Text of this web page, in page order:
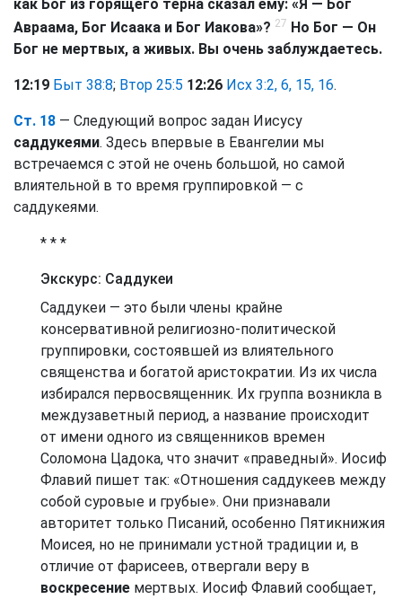
как Бог из горящего терна сказал ему: «Я — Бог
Авраама, Бог Исаака и Бог Иакова»? 27 Но Бог — Он
Бог не мертвых, а живых. Вы очень заблуждаетесь.
12:19 Быт 38:8; Втор 25:5 12:26 Исх 3:2, 6, 15, 16.
Ст. 18 — Следующий вопрос задан Иисусу
саддукеями. Здесь впервые в Евангелии мы
встречаемся с этой не очень большой, но самой
влиятельной в то время группировкой — с
саддукеями.
* * *
Экскурс: Саддукеи
Саддукеи — это были члены крайне
консервативной религиозно-политической
группировки, состоявшей из влиятельного
священства и богатой аристократии. Из их числа
избирался первосвященник. Их группа возникла в
междузаветный период, а название происходит
от имени одного из священников времен
Соломона Цадока, что значит «праведный». Иосиф
Флавий пишет так: «Отношения саддукеев между
собой суровые и грубые». Они признавали
авторитет только Писаний, особенно Пятикнижия
Моисея, но не принимали устной традиции и, в
отличие от фарисеев, отвергали веру в
воскресение мертвых. Иосиф Флавий сообщает,